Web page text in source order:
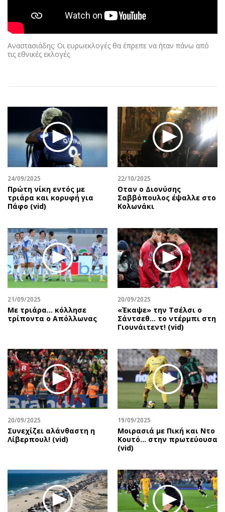
Κύπρος
Διεθνή
Real Estate
Επιχειρήσεις
Αγορές
Money Review
AstroBank Properties
Trends
Ενέργεια
Ναυτιλία
Περιβάλλον
Ελλάδα
Κόσμος
Παράξενα
Πολιτισμός
Σινεμά
Θέατρο-Χορός
Βιβλίο
Χειρόγραφα
Geek
Social
Οικονομία
Γενικά
Αναδρομές
Πρόσωπα
Περιβάλλον
Good Life
Γυναίκα
Ταξίδια
Συνταγές
Έξοδος
Media
Εκπομπές
Wine routes
Podcasts
Uncut
Προσωπικότητες στην ''Κ''
Επιστολές
Αναστασιάδης: Οι ευρωεκλογές θα έπρεπε να ήταν πάνω από
τις εθνικές εκλογές
24/09/2025
Πρώτη νίκη εντός με
τριάρα και κορυφή για
Πάφο (vid)
22/10/2025
Οταν ο Διονύσης
Σαββόπουλος έψαλλε στο
Κολωνάκι
21/09/2025
Με τριάρα... κόλλησε
τρίποντα ο Απόλλωνας
20/09/2025
«Έκαψε» την Τσέλσι ο
Σάντσεθ... το ντέρμπι στη
Γιουνάιτεντ! (vid)
20/09/2025
Συνεχίζει αλάνθαστη η
Λίβερπουλ! (vid)
19/09/2025
Μοιρασιά με Πική και Ντο
Κουτό… στην πρωτεύουσα
(vid)